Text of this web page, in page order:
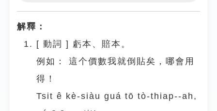
解釋：
[ 動詞 ] 虧本、賠本。
例如：
這个價數我就倒貼矣，哪會用
得！
Tsit ê kè-siàu guá tō tò-thiap--ah,